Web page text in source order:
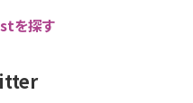
を探す